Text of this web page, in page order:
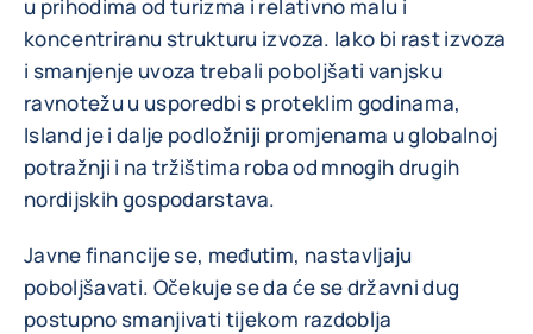
u prihodima od turizma i relativno malu i
koncentriranu strukturu izvoza. Iako bi rast izvoza
i smanjenje uvoza trebali poboljšati vanjsku
ravnotežu u usporedbi s proteklim godinama,
Island je i dalje podložniji promjenama u globalnoj
potražnji i na tržištima roba od mnogih drugih
nordijskih gospodarstava.
Javne financije se, međutim, nastavljaju
poboljšavati. Očekuje se da će se državni dug
postupno smanjivati tijekom razdoblja